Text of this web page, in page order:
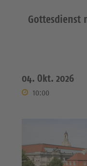
Gottesdienst
04. Okt. 2026
10:00